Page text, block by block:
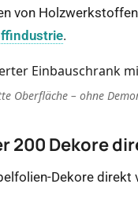
von
.
Oberfläche – ohne
200 Dekore
Dekore